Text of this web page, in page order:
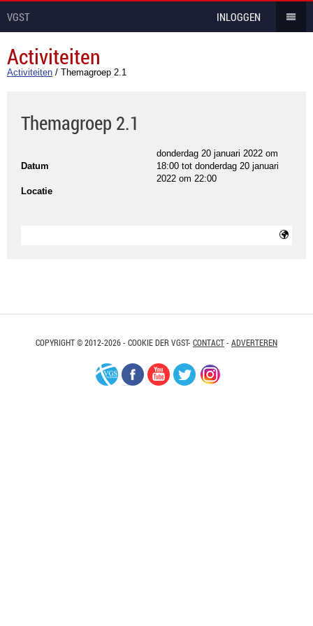
VGST INLOGGEN
Activiteiten
Activiteiten / Themagroep 2.1
Themagroep 2.1
Datum
donderdag 20 januari 2022 om
18:00 tot donderdag 20 januari
2022 om 22:00
Locatie
COPYRIGHT © 2012-2026 - COOKIE DER VGST- CONTACT- ADVERTEREN